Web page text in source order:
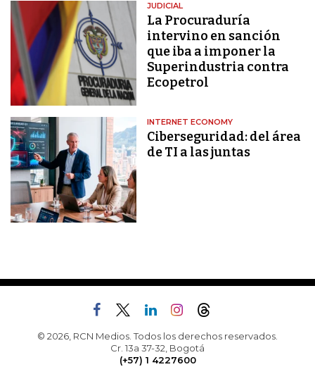
JUDICIAL
La Procuraduría
intervino en sanción
que iba a imponer la
Superindustria contra
Ecopetrol
INTERNET ECONOMY
Ciberseguridad: del área
de TI a las juntas
© 2026, RCN Medios. Todos los derechos reservados.
Cr. 13a 37-32, Bogotá
(+57) 1 4227600